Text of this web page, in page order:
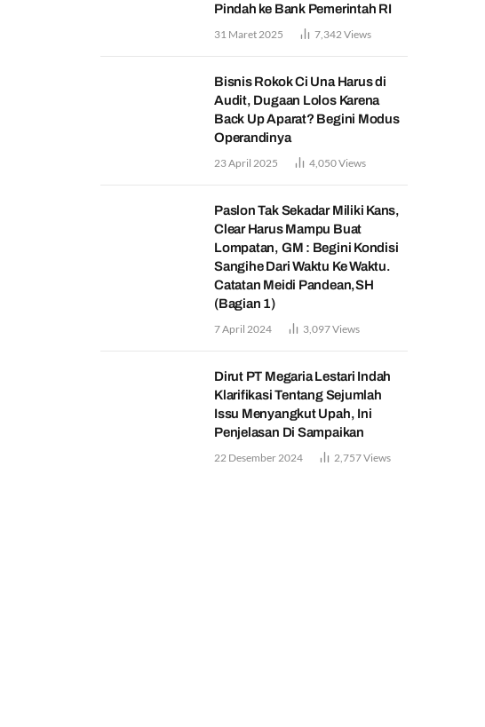
Pindah ke Bank Pemerintah RI
31 Maret 2025 7,342 Views
Bisnis Rokok Ci Una Harus di
Audit, Dugaan Lolos Karena
Back Up Aparat? Begini Modus
Operandinya
23 April 2025 4,050Views
Paslon Tak Sekadar Miliki Kans,
Clear Harus Mampu Buat
Lompatan, GM : Begini Kondisi
Sangihe Dari Waktu Ke Waktu.
Catatan Meidi Pandean,SH
(Bagian 1)
7 April 2024 3,097Views
Dirut PT Megaria Lestari Indah
Klarifikasi Tentang Sejumlah
Issu Menyangkut Upah, Ini
Penjelasan Di Sampaikan
22 Desember 2024 2,757Views